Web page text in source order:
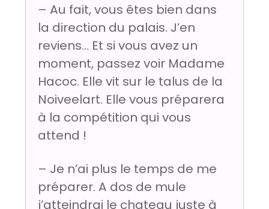
– Au fait, vous êtes bien dans
la direction du palais. J’en
reviens… Et si vous avez un
moment, passez voir Madame
Hacoc. Elle vit sur le talus de la
Noiveelart. Elle vous préparera
à la compétition qui vous
attend !
– Je n’ai plus le temps de me
préparer. A dos de mule
j’atteindrai le chateau juste à